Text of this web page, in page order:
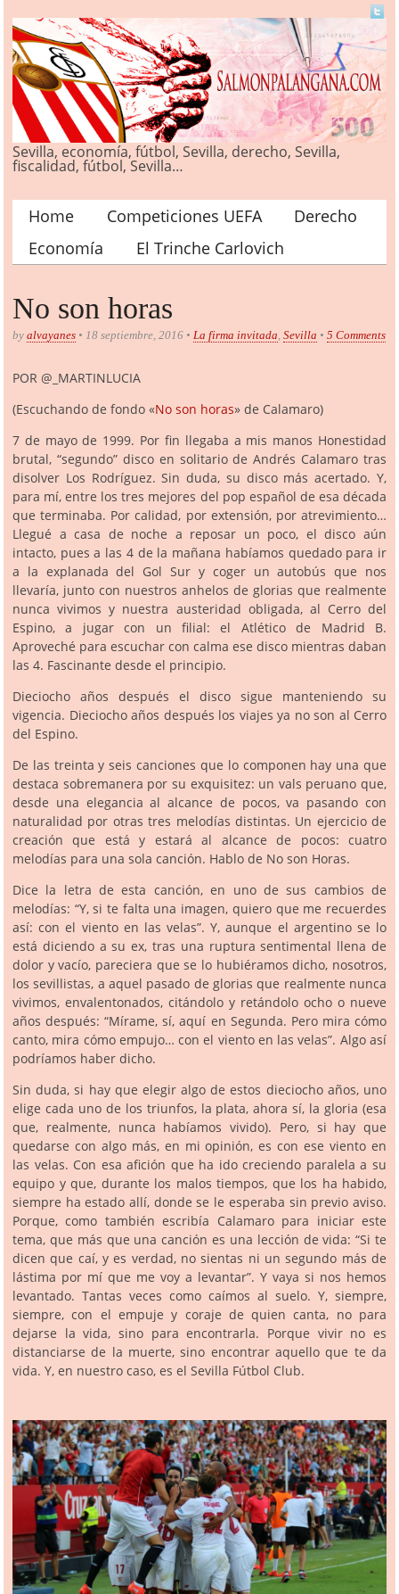
Sevilla, economía, fútbol, Sevilla, derecho, Sevilla,
fiscalidad, fútbol, Sevilla…
Main menu
Home Competiciones UEFA
Derecho
Economía
El Trinche Carlovich
No son horas
by alvayanes • 18 septiembre, 2016 • La firma invitada, Sevilla • 5 Comments
POR @_MARTINLUCIA
(Escuchando de fondo «No son horas» de Calamaro)
7 de mayo de 1999. Por fin llegaba a mis manos Honestidad
brutal, “segundo” disco en solitario de Andrés Calamaro tras
disolver Los Rodríguez. Sin duda, su disco más acertado. Y,
para mí, entre los tres mejores del pop español de esa década
que terminaba. Por calidad, por extensión, por atrevimiento…
Llegué a casa de noche a reposar un poco, el disco aún
intacto, pues a las 4 de la mañana habíamos quedado para ir
a la explanada del Gol Sur y coger un autobús que nos
llevaría, junto con nuestros anhelos de glorias que realmente
nunca vivimos y nuestra austeridad obligada, al Cerro del
Espino, a jugar con un filial: el Atlético de Madrid B.
Aproveché para escuchar con calma ese disco mientras daban
las 4. Fascinante desde el principio.
Dieciocho años después el disco sigue manteniendo su
vigencia. Dieciocho años después los viajes ya no son al Cerro
del Espino.
De las treinta y seis canciones que lo componen hay una que
destaca sobremanera por su exquisitez: un vals peruano que,
desde una elegancia al alcance de pocos, va pasando con
naturalidad por otras tres melodías distintas. Un ejercicio de
creación que está y estará al alcance de pocos: cuatro
melodías para una sola canción. Hablo de No son Horas.
Dice la letra de esta canción, en uno de sus cambios de
melodías: “Y, si te falta una imagen, quiero que me recuerdes
así: con el viento en las velas”. Y, aunque el argentino se lo
está diciendo a su ex, tras una ruptura sentimental llena de
dolor y vacío, pareciera que se lo hubiéramos dicho, nosotros,
los sevillistas, a aquel pasado de glorias que realmente nunca
vivimos, envalentonados, citándolo y retándolo ocho o nueve
años después: “Mírame, sí, aquí en Segunda. Pero mira cómo
canto, mira cómo empujo… con el viento en las velas”. Algo así
podríamos haber dicho.
Sin duda, si hay que elegir algo de estos dieciocho años, uno
elige cada uno de los triunfos, la plata, ahora sí, la gloria (esa
que, realmente, nunca habíamos vivido). Pero, si hay que
quedarse con algo más, en mi opinión, es con ese viento en
las velas. Con esa afición que ha ido creciendo paralela a su
equipo y que, durante los malos tiempos, que los ha habido,
siempre ha estado allí, donde se le esperaba sin previo aviso.
Porque, como también escribía Calamaro para iniciar este
tema, que más que una canción es una lección de vida: “Si te
dicen que caí, y es verdad, no sientas ni un segundo más de
lástima por mí que me voy a levantar”. Y vaya si nos hemos
levantado. Tantas veces como caímos al suelo. Y, siempre,
siempre, con el empuje y coraje de quien canta, no para
dejarse la vida, sino para encontrarla. Porque vivir no es
distanciarse de la muerte, sino encontrar aquello que te da
vida. Y, en nuestro caso, es el Sevilla Fútbol Club.